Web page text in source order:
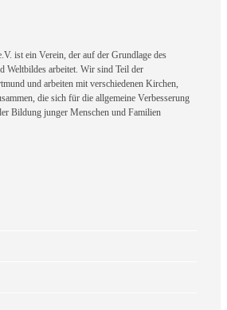
ist ein Verein, der auf der Grundlage des
Weltbildes arbeitet. Wir sind Teil der
und arbeiten mit verschiedenen Kirchen,
die sich für die allgemeine Verbesserung
Bildung junger Menschen und Familien